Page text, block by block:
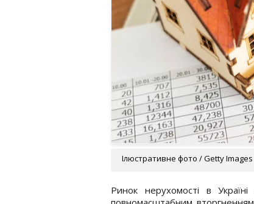
Ілюстративне фото / Getty Images
Ринок нерухомості в